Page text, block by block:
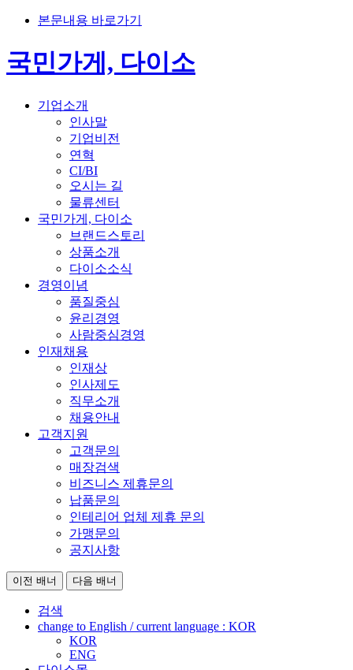
본문내용 바로가기
국민가게, 다이소
기업소개
인사말
기업비전
연혁
CI/BI
오시는 길
물류센터
국민가게, 다이소
브랜드스토리
상품소개
다이소소식
경영이념
품질중심
윤리경영
사람중심경영
인재채용
인재상
인사제도
직무소개
채용안내
고객지원
고객문의
매장검색
비즈니스 제휴문의
납품문의
인테리어 업체 제휴 문의
가맹문의
공지사항
이전 배너 다음 배너
검색
change to English / current language : KOR
KOR
ENG